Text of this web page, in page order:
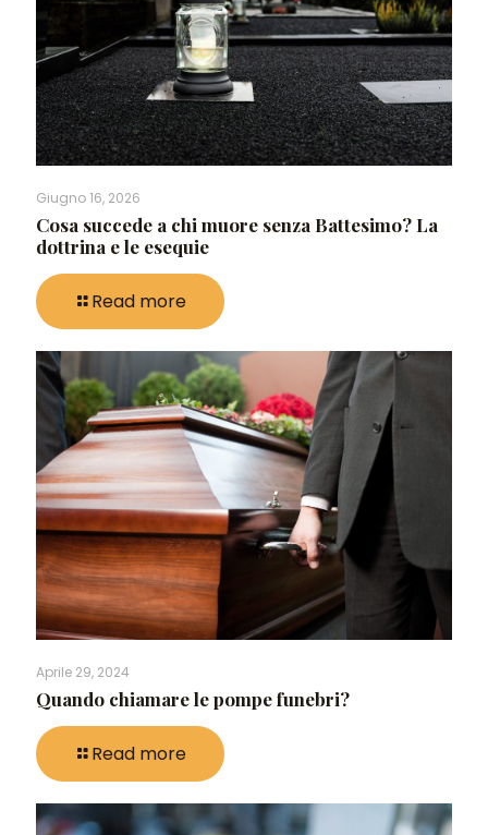
Giugno 16, 2026
Cosa succede a chi muore senza Battesimo? La
dottrina e le esequie
Read more
Aprile 29, 2024
Quando chiamare le pompe funebri?
Read more